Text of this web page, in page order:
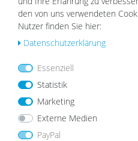
PASSWORT*
Passwort vergessen?
den von uns verwendeten
Nutzer finden Sie hier:
Daten­schutz­erklärung
Essenziell
Statistik
Marketing
Externe Medien
PayPal